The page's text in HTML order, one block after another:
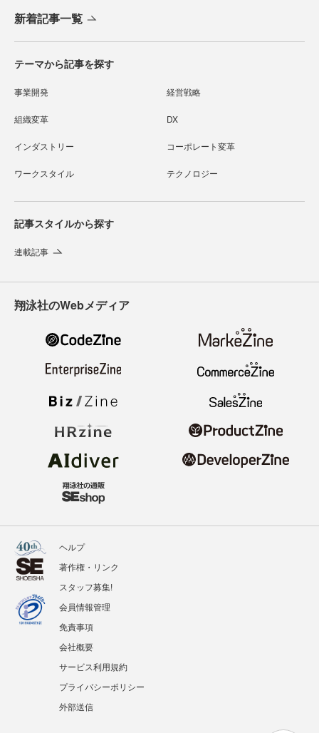
新着記事一覧
テーマから記事を探す
事業開発 経営戦略
組織変革 DX
インダストリー コーポレート変革
ワークスタイル テクノロジー
記事スタイルから探す
連載記事
翔泳社のWebメディア
ヘルプ
著作権・リンク
スタッフ募集!
会員情報管理
免責事項
会社概要
サービス利用規約
プライバシーポリシー
外部送信